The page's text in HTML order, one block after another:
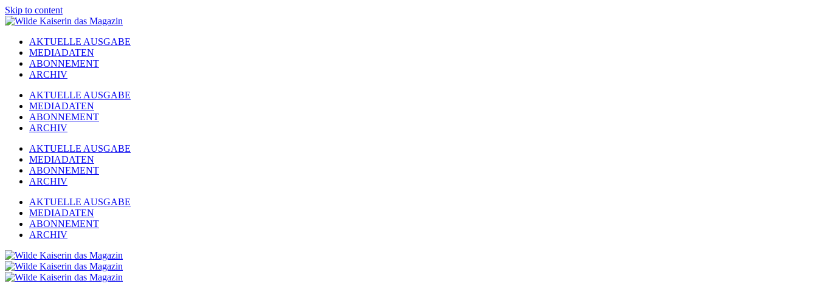
Skip to content
AKTUELLE AUSGABE
MEDIADATEN
ABONNEMENT
ARCHIV
AKTUELLE AUSGABE
MEDIADATEN
ABONNEMENT
ARCHIV
AKTUELLE AUSGABE
MEDIADATEN
ABONNEMENT
ARCHIV
AKTUELLE AUSGABE
MEDIADATEN
ABONNEMENT
ARCHIV